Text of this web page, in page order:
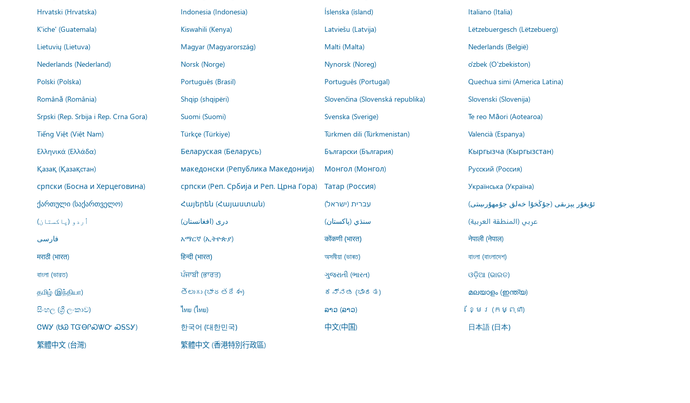
Hrvatski (Hrvatska)
Indonesia (Indonesia) Íslenska (ísland)
Italiano (Italia)
K'iche' (Guatemala)
Kiswahili (Kenya) Latviešu (Latvija)
Lëtzebuergesch (Lëtzebuerg)
Lietuvių (Lietuva)
Magyar (Magyarország) Malti (Malta)
Nederlands (België)
Nederlands (Nederland)
Norsk (Norge) Nynorsk (Noreg)
o'zbek (O'zbekiston)
Polski (Polska)
Português (Brasil) Português (Portugal)
Quechua simi (America Latina)
Română (România)
Shqip (shqipëri) Slovenčina (Slovenská republika)
Slovenski (Slovenija)
Srpski (Rep. Srbija i Rep. Crna Gora)
Suomi (Suomi) Svenska (Sverige)
Te reo Māori (Aotearoa)
Tiếng Việt (Việt Nam)
Türkçe (Türkiye) Türkmen dili (Türkmenistan)
Valencià (Espanya)
Ελληνικά (Ελλάδα)
Беларуская (Беларусь) Български (България)
Кыргызча (Кыргызстан)
Қазақ (Қазақстан)
македонски (Република Македонија) Монгол (Монгол)
Русский (Россия)
српски (Босна и Херцеговина)
српски (Реп. Србија и Реп. Црна Гора) Татар (Россия)
Українська (Україна)
ქართული (საქართველო)
Հայերեն (Հայաստան) עברית (ישראל)
ئۇيغۇر يېزىقى (جۇڭخۇا خەلق جۇمھۇرىيىتى)
اُردو (پاکستان)
درى (افغانستان) سنڌي (پاکستان)
عربي (المنطقة العربية)
فارسى
አማርኛ (ኢትዮጵያ) कोंकणी (भारत)
नेपाली (नेपाल)
मराठी (भारत)
हिन्दी (भारत) অসমীয়া (ভাৰত)
বাংলা (বাংলাদেশ)
বাংলা (ভারত)
ਪੰਜਾਬੀ (ਭਾਰਤ) ગુજરાતી (ભારત)
ଓଡ଼ିଆ (ଭାରତ)
தமிழ் (இந்தியா)
తెలుగు (భారతదేశం) ಕನ್ನಡ (ಭಾರತ)
മലയാളം (ഇന്ത്യ)
සිංහල (ශ්‍රී ලංකාව)
ไทย (ไทย) ລາວ (ລາວ)
ខ្មែរ (កម្ពុជា)
ᏣᎳᎩ (ᏌᏊ ᎢᏳᎾᎵᏍᏔᏅ ᏍᎦᏚᎩ)
한국어 (대한민국) 中文(中国) 日本語 (日本)
繁體中文 (台灣) 繁體中文 (香港特別行政區)